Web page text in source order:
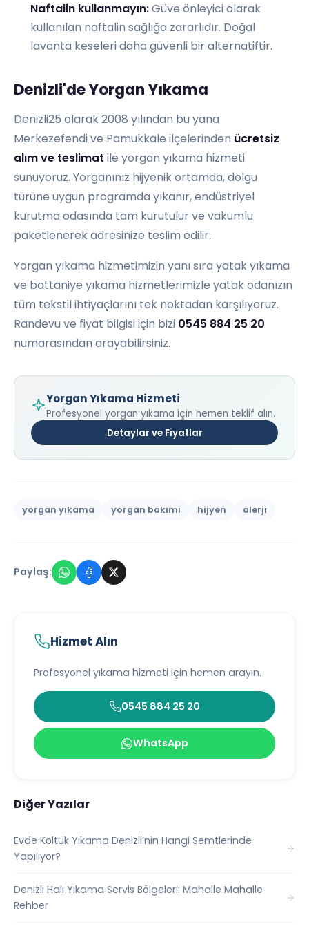
Naftalin kullanmayın:Güve önleyici olarak
kullanılan naftalin sağlığa zararlıdır. Doğal
lavanta keseleri daha güvenli bir alternatiftir.
Denizli'de Yorgan Yıkama
Denizli25 olarak 2008 yılından bu yana
Merkezefendi ve Pamukkale ilçelerinden ücretsiz
alım ve teslimat ile yorgan yıkama hizmeti
sunuyoruz. Yorganınız hijyenik ortamda, dolgu
türüne uygun programda yıkanır, endüstriyel
kurutma odasında tam kurutulur ve vakumlu
paketlenerek adresinize teslim edilir.
Yorgan yıkama hizmetimizin yanı sıra yatak yıkama
ve battaniye yıkama hizmetlerimizle yatak odanızın
tüm tekstil ihtiyaçlarını tek noktadan karşılıyoruz.
Randevu ve fiyat bilgisi için bizi 0545 884 25 20
numarasından arayabilirsiniz.
Yorgan Yıkama Hizmeti
Profesyonel yorgan yıkama için hemen teklif alın.
Detaylar ve Fiyatlar
yorgan yıkama yorgan bakımı hijyen alerji
Paylaş:
Hizmet Alın
Profesyonel yıkama hizmeti için hemen arayın.
0545 884 25 20
WhatsApp
Diğer Yazılar
Evde Koltuk Yıkama Denizli’nin Hangi Semtlerinde
Yapılıyor?
Denizli Halı Yıkama Servis Bölgeleri: Mahalle Mahalle
Rehber